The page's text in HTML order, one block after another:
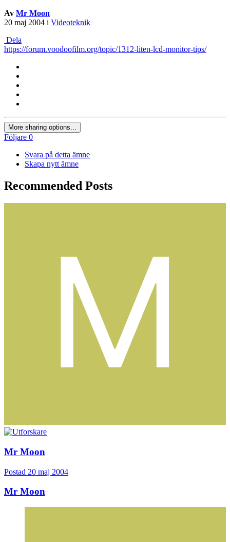
Av Mr Moon
20 maj 2004 i Videoteknik
Dela
https://forum.voodoofilm.org/topic/1312-liten-lcd-monitor-tips/
More sharing options...
Följare 0
Svara på detta ämne
Skapa nytt ämne
Recommended Posts
Mr Moon
Postad 20 maj 2004
Mr Moon